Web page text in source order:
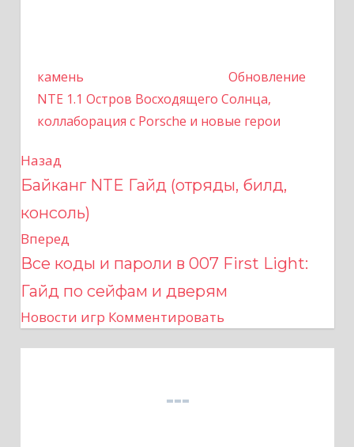
камень
Обновление
NTE 1.1 Остров Восходящего Солнца,
коллаборация с Porsche и новые герои
Н
а
в
и
г
Назад
Байканг NTE Гайд (отряды, билд,
консоль)
Вперед
Все коды и пароли в 007 First Light:
Гайд по сейфам и дверям
Новости игр Комментировать